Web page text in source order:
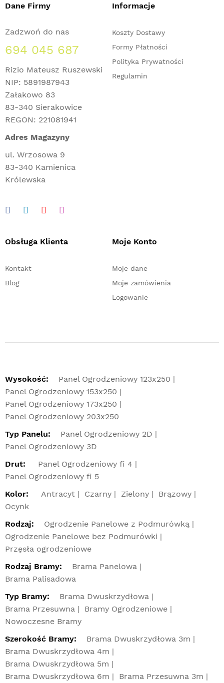
Dane Firmy
Zadzwoń do nas
694 045 687
Rizio Mateusz Ruszewski
NIP: 5891987943
Załakowo 83
83-340 Sierakowice
REGON: 221081941
Adres Magazyny
ul. Wrzosowa 9
83-340 Kamienica
Królewska
Informacje
Koszty Dostawy
Formy Płatności
Polityka Prywatności
Regulamin
Obsługa Klienta
Kontakt
Blog
Moje Konto
Moje dane
Moje zamówienia
Logowanie
Wysokość:
Panel Ogrodzeniowy 123x250
Panel Ogrodzeniowy 153x250
Panel Ogrodzeniowy 173x250
Panel Ogrodzeniowy 203x250
Typ Panelu:
Panel Ogrodzeniowy 2D
Panel Ogrodzeniowy 3D
Drut:
Panel Ogrodzeniowy fi 4
Panel Ogrodzeniowy fi 5
Kolor:
Antracyt Czarny Zielony
Brązowy
Ocynk
Rodzaj:
Ogrodzenie Panelowe z Podmurówką
Ogrodzenie Panelowe bez Podmurówki
Przęsła ogrodzeniowe
Rodzaj Bramy:
Brama Panelowa
Brama Palisadowa
Typ Bramy:
Brama Dwuskrzydłowa
Brama Przesuwna
Bramy Ogrodzeniowe
Nowoczesne Bramy
Szerokość Bramy:
Brama Dwuskrzydłowa 3m
Brama Dwuskrzydłowa 4m
Brama Dwuskrzydłowa 5m
Brama Dwuskrzydłowa 6m
Brama Przesuwna 3m